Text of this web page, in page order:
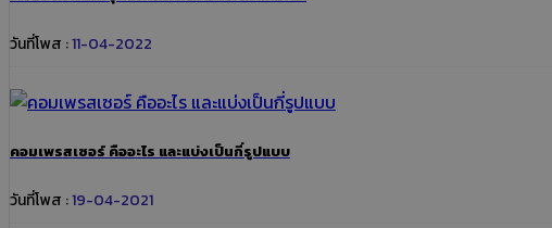
วันที่โพส :11-04-2022
คอมเพรสเซอร์ คืออะไร และแบ่งเป็นกี่รูปแบบ
วันที่โพส :19-04-2021